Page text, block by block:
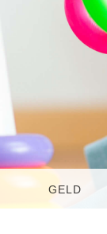
GELD